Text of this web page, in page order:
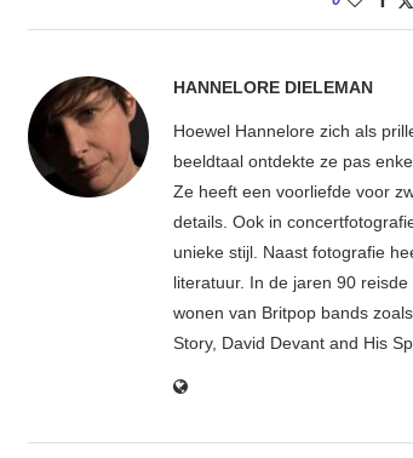
HANNELORE DIELEMAN
Hoewel Hannelore zich als
beeldtaal ontdekte ze pas
Ze heeft een voorliefde voor
details. Ook in
unieke stijl. Naast fotografie
literatuur. In de jaren 90
wonen van Britpop bands
Story, David Devant and His